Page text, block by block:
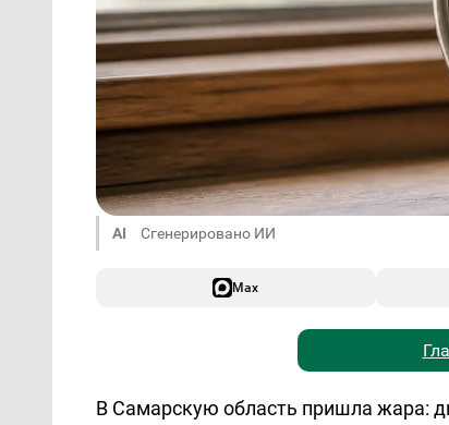
AI Сгенерировано ИИ
Max
В Самарскую область пришла жара: